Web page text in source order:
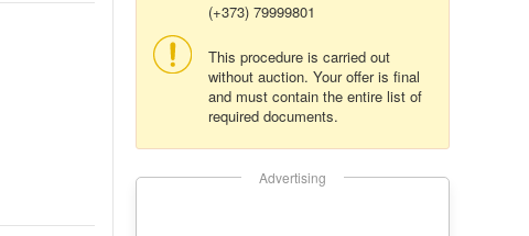
(+373) 79999801
This procedure is carried out
without auction. Your offer is final
and must contain the entire list of
required documents.
Advertising